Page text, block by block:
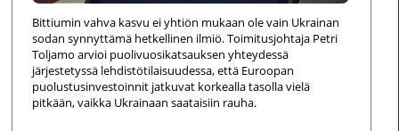
Bittiumin vahva kasvu ei yhtiön mukaan ole vain Ukrainan
sodan synnyttämä hetkellinen ilmiö. Toimitusjohtaja Petri
Toljamo arvioi puolivuosikatsauksen yhteydessä
järjestetyssä lehdistötilaisuudessa, että Euroopan
puolustusinvestoinnit jatkuvat korkealla tasolla vielä
pitkään, vaikka Ukrainaan saataisiin rauha.